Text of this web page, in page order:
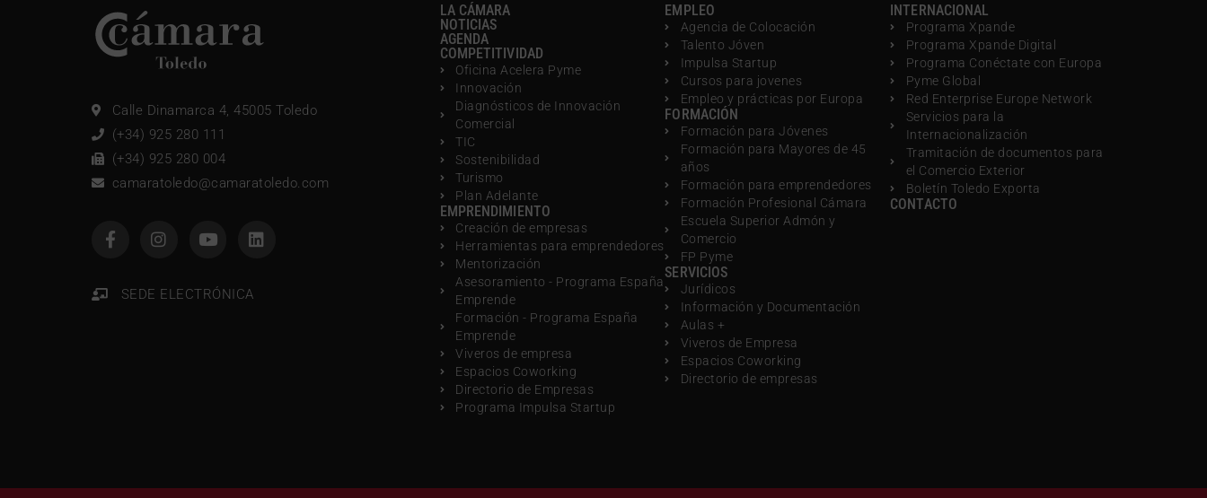
Calle Dinamarca 4, 45005 Toledo
(+34) 925 280 111
(+34) 925 280 004
camaratoledo@camaratoledo.com
SEDE ELECTRÓNICA
LA CÁMARA
NOTICIAS
AGENDA
COMPETITIVIDAD
Oficina Acelera Pyme
Innovación
Diagnósticos de Innovación
Comercial
TIC
Sostenibilidad
Turismo
Plan Adelante
EMPRENDIMIENTO
Creación de empresas
Herramientas para emprendedores
Mentorización
Asesoramiento - Programa España
Emprende
Formación - Programa España
Emprende
Viveros de empresa
Espacios Coworking
Directorio de Empresas
Programa Impulsa Startup
EMPLEO
Agencia de Colocación
Talento Jóven
Impulsa Startup
Cursos para jovenes
Empleo y prácticas por Europa
FORMACIÓN
Formación para Jóvenes
Formación para Mayores de 45
años
Formación para emprendedores
Formación Profesional Cámara
Escuela Superior Admón y
Comercio
FP Pyme
SERVICIOS
Jurídicos
Información y Documentación
Aulas +
Viveros de Empresa
Espacios Coworking
Directorio de empresas
INTERNACIONAL
Programa Xpande
Programa Xpande Digital
Programa Conéctate con Europa
Pyme Global
Red Enterprise Europe Network
Servicios para la
Internacionalización
Tramitación de documentos para
el Comercio Exterior
Boletín Toledo Exporta
CONTACTO